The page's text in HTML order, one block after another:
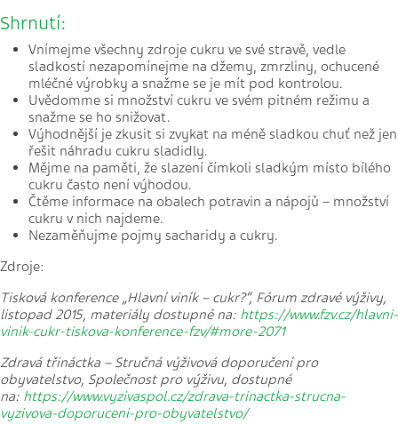
Shrnutí:
Vnímejme všechny zdroje cukru ve své stravě, vedle
sladkostí nezapomínejme na džemy, zmrzliny, ochucené
mléčné výrobky a snažme se je mít pod kontrolou.
Uvědomme si množství cukru ve svém pitném režimu a
snažme se ho snižovat.
Výhodnější je zkusit si zvykat na méně sladkou chuť než jen
řešit náhradu cukru sladidly.
Mějme na paměti, že slazení čímkoli sladkým místo bílého
cukru často není výhodou.
Čtěme informace na obalech potravin a nápojů – množství
cukru v nich najdeme.
Nezaměňujme pojmy sacharidy a cukry.
Zdroje:
Tisková konference „Hlavní viník – cukr?“, Fórum zdravé výživy,
listopad 2015, materiály dostupné na: https://www.fzv.cz/hlavni-
vinik-cukr-tiskova-konference-fzv/#more-2071
Zdravá třináctka – Stručná výživová doporučení pro
obyvatelstvo, Společnost pro výživu, dostupné
na: https://www.vyzivaspol.cz/zdrava-trinactka-strucna-
vyzivova-doporuceni-pro-obyvatelstvo/